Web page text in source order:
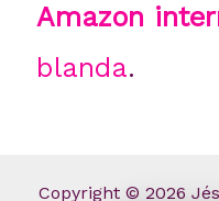
Amazon
blanda.
Copyright © 2026